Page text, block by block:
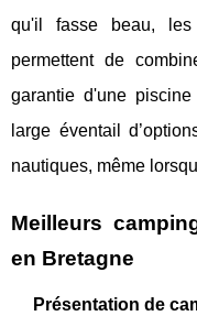
qu'il fasse beau, les
permettent de
garantie d'une
large éventail
nautiques, même
Meilleurs
en Bretagne
Présentation de